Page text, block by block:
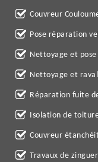
Couvreur
Pose réparation
Nettoyage et
Nettoyage et
Réparation fuite
Isolation de
Couvreur
Travaux de